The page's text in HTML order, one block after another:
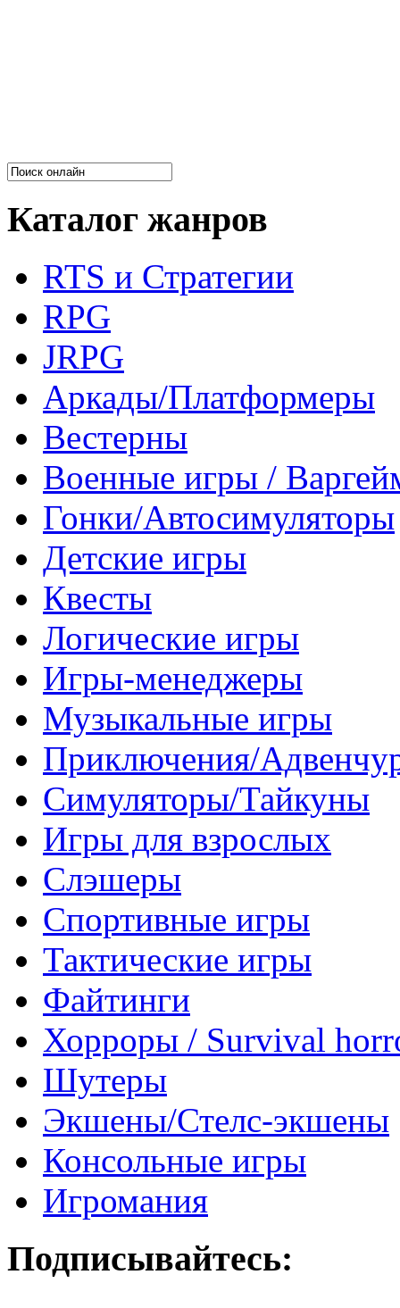
Каталог жанров
RTS и Стратегии
RPG
JRPG
Аркады/Платформеры
Вестерны
Военные игры /
Гонки/Автосимуляторы
Детские игры
Квесты
Логические игры
Игры-менеджеры
Музыкальные игры
Приключения/
Симуляторы/Тайкуны
Игры для взрослых
Слэшеры
Спортивные игры
Тактические игры
Файтинги
Хорроры / Survival
Шутеры
Экшены/Стелс-экшены
Консольные игры
Игромания
Подписывайтесь: